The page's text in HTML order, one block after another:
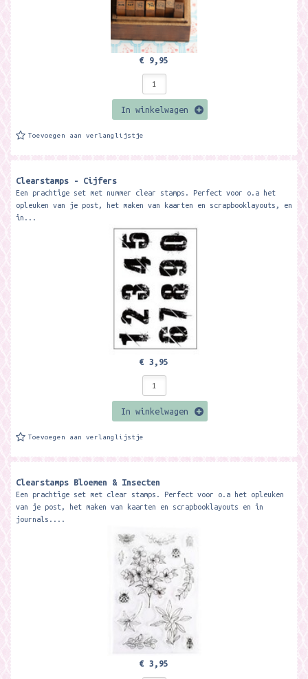
€ 9,95
In winkelwagen
Toevoegen aan verlanglijstje
Clearstamps - Cijfers
Een prachtige set met nummer clear stamps. Perfect voor o.a het
opleuken van je post, het maken van kaarten en scrapbooklayouts, en
in...
€ 3,95
In winkelwagen
Toevoegen aan verlanglijstje
Clearstamps Bloemen & Insecten
Een prachtige set met clear stamps. Perfect voor o.a het opleuken
van je post, het maken van kaarten en scrapbooklayouts en in
journals....
€ 3,95